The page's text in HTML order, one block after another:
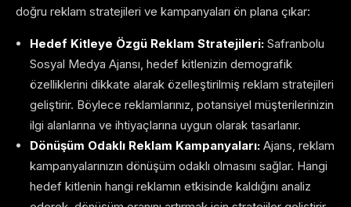
doğru reklam stratejileri ve kampanyaları ön plana çıkar:
Hedef Kitleye Özgü Reklam Stratejileri: Safranbolu
Sosyal Medya Ajansı, hedef kitlenizin demografik
özelliklerini dikkate alarak özelleştirilmiş reklam stratejileri
geliştirir. Böylece reklamlarınız, potansiyel müşterilerinizin
ilgi alanlarına ve ihtiyaçlarına uygun olarak tasarlanır.
Dönüşüm Odaklı Reklam Kampanyaları: Ajans, reklam
kampanyalarınızın dönüşüm odaklı olmasını sağlar. Hangi
hedef kitlenin hangi reklamın etkisinde kaldığını analiz